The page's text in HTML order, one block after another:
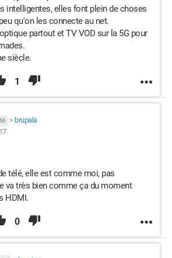
intelligentes, elles font plein de choses
qu'on les connecte au net.
partout et TV VOD sur la 5G pour
siècle.
1
> brupala
télé, elle est comme moi, pas
va très bien comme ça du moment
HDMI.
0